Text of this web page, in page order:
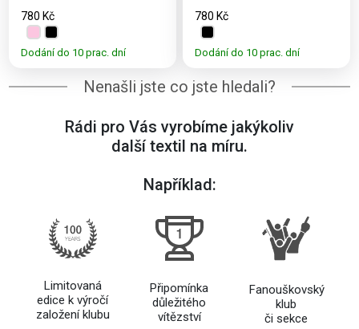
780 Kč
Dodání do 10 prac. dní
780 Kč
Dodání do 10 prac. dní
Nenašli jste co jste hledali?
Rádi pro Vás vyrobíme jakýkoliv
další textil na míru.
Například:
Limitovaná
edice k výročí
založení klubu
Připomínka
důležitého
vítězství
Fanouškovský
klub
či sekce